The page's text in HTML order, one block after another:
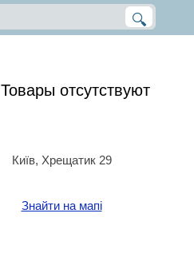
Товары отсутствуют
Київ, Хрещатик 29
Знайти на мапі